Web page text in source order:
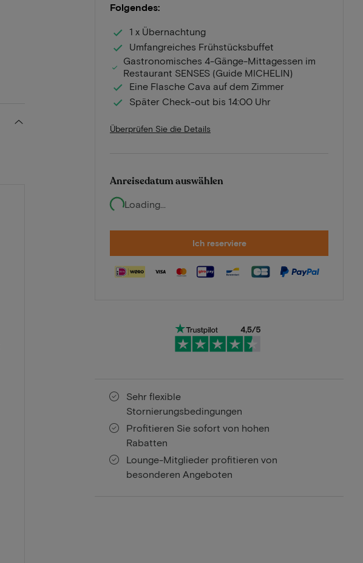
Folgendes:
1 x Übernachtung
Umfangreiches Frühstücksbuffet
Gastronomisches 4-Gänge-Mittagessen im
Restaurant SENSES (Guide MICHELIN)
Eine Flasche Cava auf dem Zimmer
Später Check-out bis 14:00 Uhr
Überprüfen Sie die Details
Anreisedatum auswählen
Loading...
Ich reserviere
Sehr flexible
Stornierungsbedingungen
Profitieren Sie sofort von hohen
Rabatten
Lounge-Mitglieder profitieren von
besonderen Angeboten